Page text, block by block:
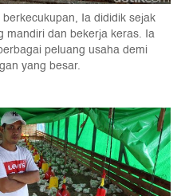
Ia dididik sejak
mandiri dan bekerja keras. Ia
peluang usaha demi
yang besar.